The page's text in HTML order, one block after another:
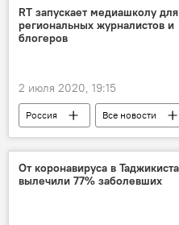
9 мая - День Победы в Великой
RT запускает медиашколу для
региональных журналистов и
блогеров
2 июля 2020, 19:15
Россия Все новости
От коронавируса в
вылечили 77% заболевших